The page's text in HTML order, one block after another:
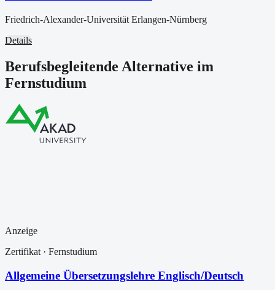
Friedrich-Alexander-Universität Erlangen-Nürnberg
Details
Berufsbegleitende Alternative im
Fernstudium
Anzeige
Zertifikat · Fernstudium
Allgemeine Übersetzungslehre Englisch/Deutsch